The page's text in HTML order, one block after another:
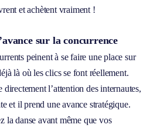
et achètent vraiment !
sur la concurrence
peinent à se faire une place sur
là où les clics se font réellement.
directement l’attention des internautes,
et il prend une avance stratégique.
la danse avant même que vos